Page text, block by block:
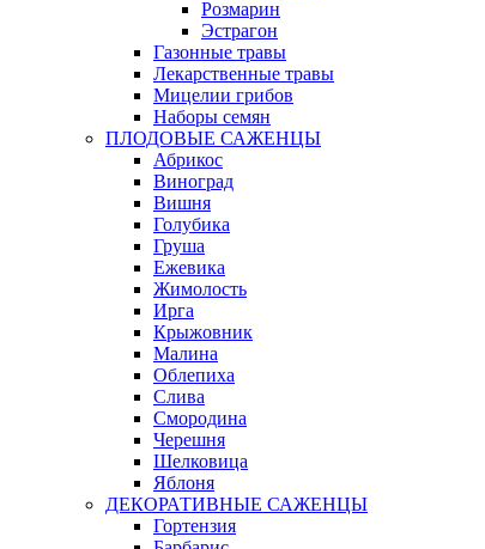
Розмарин
Эстрагон
Газонные травы
Лекарственные травы
Мицелии грибов
Наборы семян
ПЛОДОВЫЕ САЖЕНЦЫ
Абрикос
Виноград
Вишня
Голубика
Груша
Ежевика
Жимолость
Ирга
Крыжовник
Малина
Облепиха
Слива
Смородина
Черешня
Шелковица
Яблоня
ДЕКОРАТИВНЫЕ САЖЕНЦЫ
Гортензия